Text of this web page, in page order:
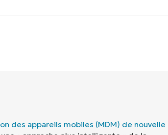
des appareils mobiles (MDM) de nouvelle